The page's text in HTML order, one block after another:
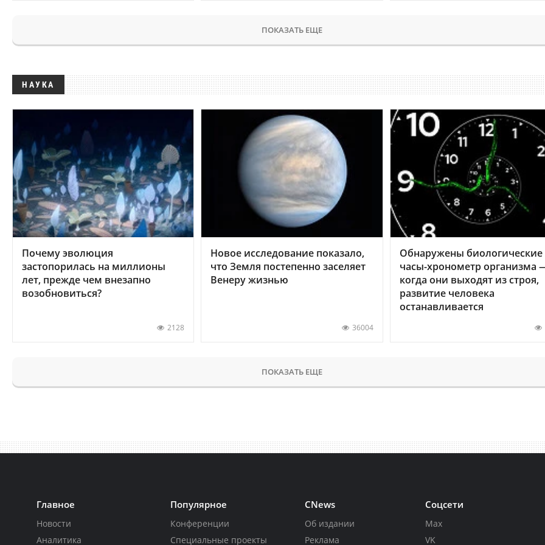
ПОКАЗАТЬ ЕЩЕ
НАУКА
Почему эволюция
застопорилась на миллионы
лет, прежде чем внезапно
возобновиться?
2128
Новое исследование показало,
что Земля постепенно заселяет
Венеру жизнью
36004
Обнаружены биологические
часы-хронометр организма
когда они выходят из строя,
развитие человека
останавливается
ПОКАЗАТЬ ЕЩЕ
Главное
Новости
Аналитика
Популярное
Конференции
Специальные проекты
CNews
Об издании
Реклама
Соцсети
Max
VK